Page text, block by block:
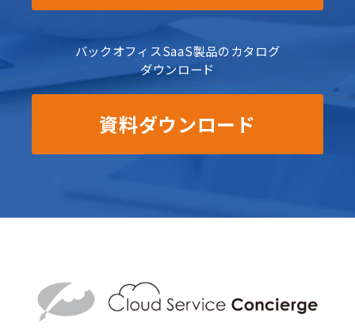
バックオフィスSaaS製品のカタログ
ダウンロード
資料ダウンロード